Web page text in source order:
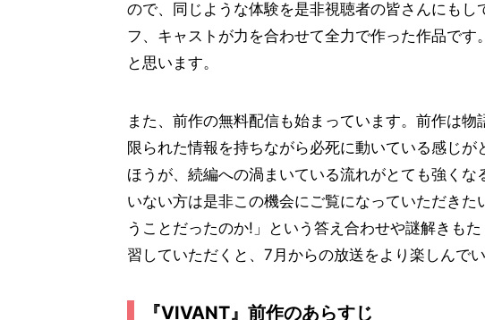
ので、同じような体験を是非視聴者の皆さんにも
フ、キャストが力を合わせて全力で作った作品で
と思います。
また、前作の無料配信も始まっています。前作は
限られた情報を持ちながら必死に動いている感じ
ほうが、続編への渦まいている流れがとても強く
いない方は是非この機会にご覧になっていただき
うことだったのか!」という答え合わせや謎解きも
習していただくと、7月からの放送をより楽しんで
『VIVANT』前作のあらすじ